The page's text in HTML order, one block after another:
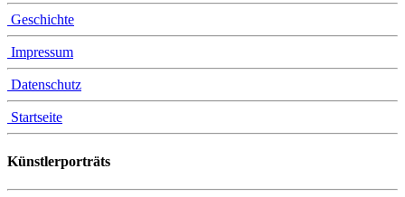
Geschichte
Impressum
Datenschutz
Startseite
Künstlerporträts